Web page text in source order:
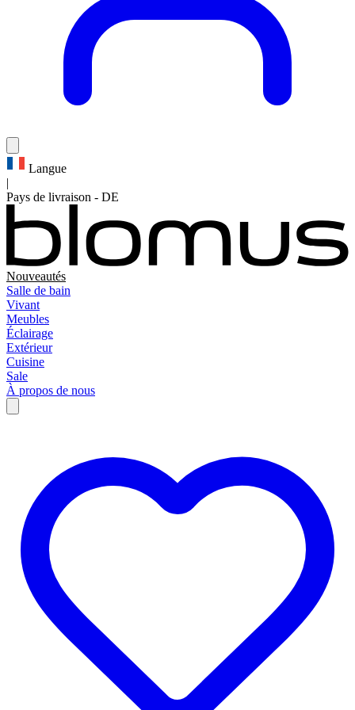
Langue
|
Pays de livraison - DE
Nouveautés
Salle de bain
Vivant
Meubles
Éclairage
Extérieur
Cuisine
Sale
À propos de nous